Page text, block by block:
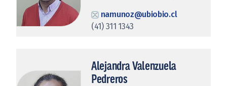
namunoz@ubiobio.cl
(41) 311 1343
Alejandra Valenzuela
Pedreros